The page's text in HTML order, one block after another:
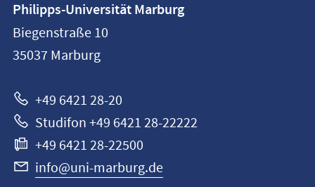
Philipps-
Universität
Marburg
Philipps-Universität Marburg
Biegenstraße 10
35037 Marburg
+49 6421 28-20
Studifon +49 6421 28-22222
+49 6421 28-22500
info@uni-marburg.de